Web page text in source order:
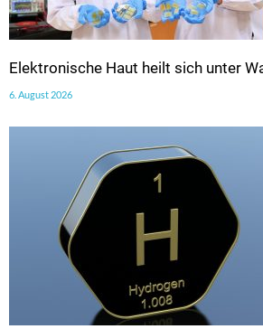
Elektronische Haut heilt sich unter
6. August 2026